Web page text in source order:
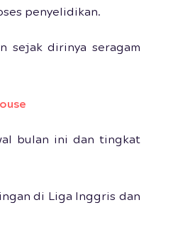
penyelidikan.
sejak dirinya seragam
bulan ini dan tingkat
di Liga Inggris dan